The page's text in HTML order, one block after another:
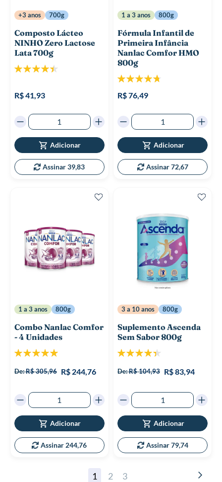
+3 anos 700g
Composto Lácteo
NINHO Zero Lactose
Lata 700g
Classificação:
R$ 41,93
Adicionar
Assinar 39,83
1 a 3 anos 800g
Fórmula Infantil de
Primeira Infância
Nanlac Comfor HMO
800g
Classificação:
R$ 76,49
Adicionar
Assinar 72,67
1 a 3 anos 800g
Combo Nanlac Comfor
- 4 Unidades
Classificação:
De:R$ 305,96 R$ 244,76
Adicionar
Assinar 244,76
3 a 10 anos 800g
Suplemento Ascenda
Sem Sabor 800g
Classificação:
De:R$ 104,93 R$ 83,94
Adicionar
Assinar 79,74
Página
Você
1 Página
2 Página
3